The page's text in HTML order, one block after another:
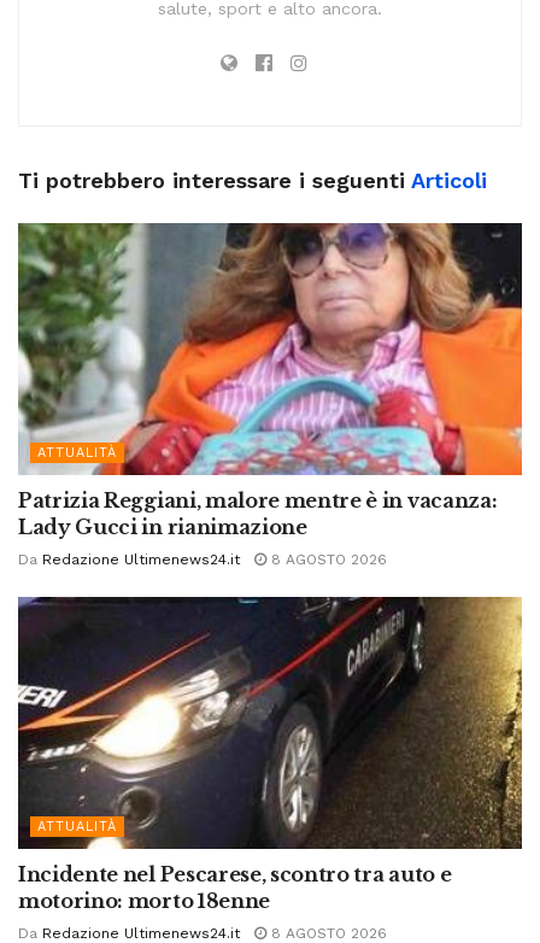
salute, sport e alto ancora.
Ti potrebbero interessare i seguenti Articoli
ATTUALITÀ
Patrizia Reggiani, malore mentre è in vacanza:
Lady Gucci in rianimazione
Da Redazione Ultimenews24.it 8 AGOSTO 2026
ATTUALITÀ
Incidente nel Pescarese, scontro tra auto e
motorino: morto 18enne
Da Redazione Ultimenews24.it 8 AGOSTO 2026